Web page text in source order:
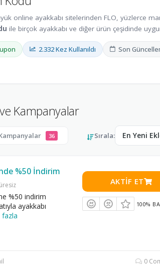
online ayakkabı sitelerinden FLO, yüzlerce
ile birçok ayakkabı ve diğer ürün çeşidinde
2.332 Kez Kullanıldı Son
Kampanyalar
36 Sırala:
%50 İndirim
%50 indirim
ayakkabı
fazla
AKTIF ET
100%
0